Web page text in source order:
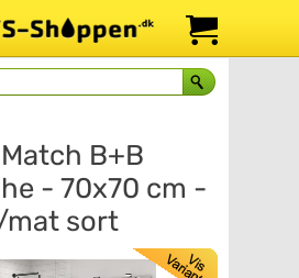
B+B
- 70x70 cm -
mat sort